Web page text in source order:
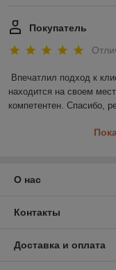
Покупатель
Впечатлил подход к
находится на своем
компетентен. Спасибо,
О нас
Контакты
Доставка и оплата